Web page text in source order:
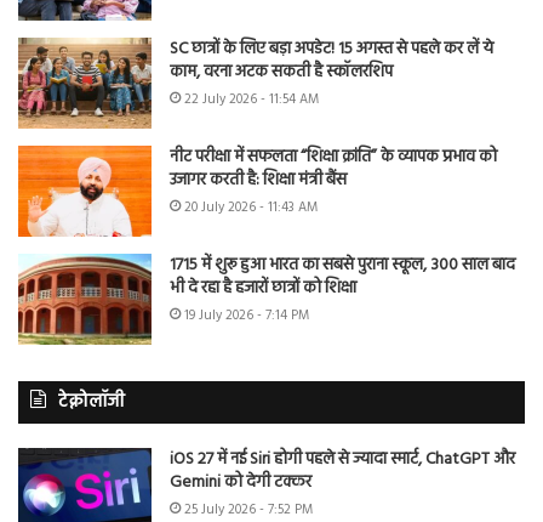
SC छात्रों के लिए बड़ा अपडेट! 15 अगस्त से पहले कर लें ये
काम, वरना अटक सकती है स्कॉलरशिप
22 July 2026 - 11:54 AM
नीट परीक्षा में सफलता “शिक्षा क्रांति” के व्यापक प्रभाव को
उजागर करती है: शिक्षा मंत्री बैंस
20 July 2026 - 11:43 AM
1715 में शुरू हुआ भारत का सबसे पुराना स्कूल, 300 साल बाद
भी दे रहा है हजारों छात्रों को शिक्षा
19 July 2026 - 7:14 PM
टेक्नोलॉजी
iOS 27 में नई Siri होगी पहले से ज्यादा स्मार्ट, ChatGPT और
Gemini को देगी टक्कर
25 July 2026 - 7:52 PM